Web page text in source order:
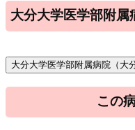
大分大学医学部附属
この